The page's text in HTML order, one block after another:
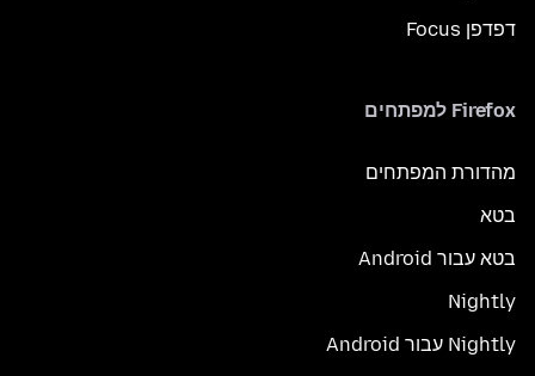
דפדפן Focus
Firefox למפתחים
מהדורת המפתחים
בטא
בטא עבור Android
Nightly
Nightly עבור Android